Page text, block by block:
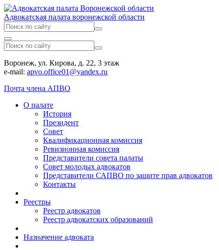
Адвокатская палата воронежской области
Воронеж, ул. Кирова, д. 22, 3 этаж
e-mail: apvo.office01@yandex.ru
Почта члена АПВО
О палате
История
Президент
Совет
Квалификационная комиссия
Ревизионная комиссия
Представители совета палаты
Совет молодых адвокатов
Представители САПВО по защите прав адвокатов
Контакты
Реестры
Реестр адвокатов
Реестр адвокатских образований
Назначение адвоката